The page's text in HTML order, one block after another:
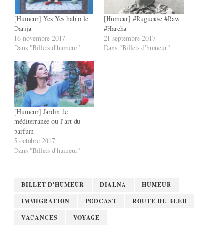
[Humeur] Yes Yes hablo le
Darija
16 novembre 2017
Dans "Billets d'humeur"
[Humeur] #Rugueuse #Raw
#Harcha
21 septembre 2017
Dans "Billets d'humeur"
[Humeur] Jardin de
méditerranée ou l’art du
parfum
5 octobre 2017
Dans "Billets d'humeur"
BILLET D'HUMEUR DIALNA
HUMEUR
IMMIGRATION
PODCAST
ROUTE DU BLED
VACANCES
VOYAGE